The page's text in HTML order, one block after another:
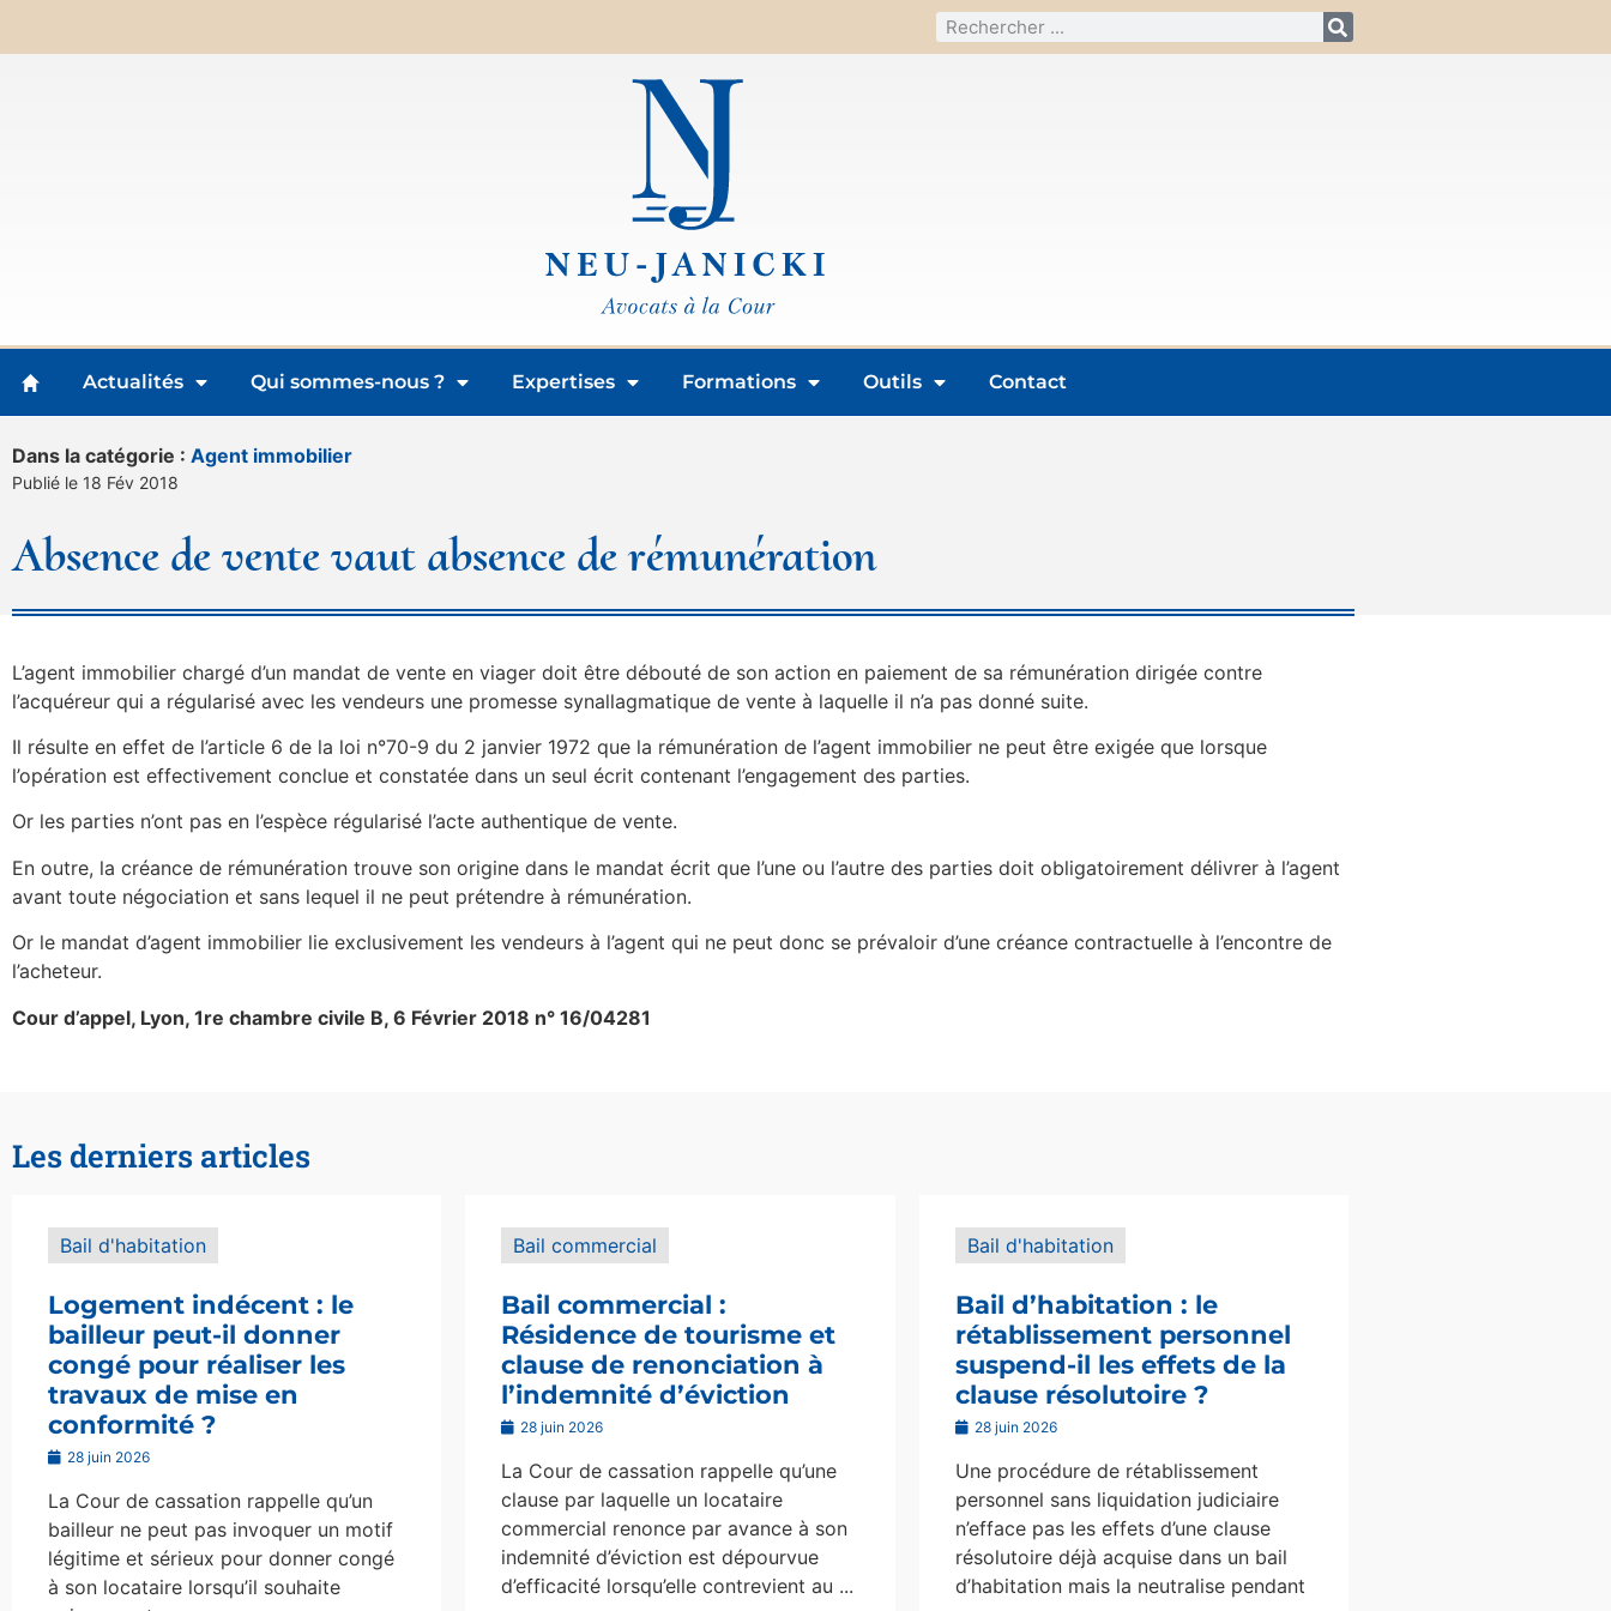
Actualités Qui sommes-nous ? Expertises Formations Outils Contact
Dans la catégorie : Agent immobilier
Publié le 18 Fév 2018
Absence de vente vaut absence de rémunération
L’agent immobilier chargé d’un mandat de vente en viager doit être débouté de son action en paiement de sa rémunération dirigée contre
l’acquéreur qui a régularisé avec les vendeurs une promesse synallagmatique de vente à laquelle il n’a pas donné suite.
Il résulte en effet de l’article 6 de la loi n°70-9 du 2 janvier 1972 que la rémunération de l’agent immobilier ne peut être exigée que lorsque
l’opération est effectivement conclue et constatée dans un seul écrit contenant l’engagement des parties.
Or les parties n’ont pas en l’espèce régularisé l’acte authentique de vente.
En outre, la créance de rémunération trouve son origine dans le mandat écrit que l’une ou l’autre des parties doit obligatoirement délivrer à l’agent
avant toute négociation et sans lequel il ne peut prétendre à rémunération.
Or le mandat d’agent immobilier lie exclusivement les vendeurs à l’agent qui ne peut donc se prévaloir d’une créance contractuelle à l’encontre de
l’acheteur.
Cour d’appel, Lyon, 1re chambre civile B, 6 Février 2018 n° 16/04281
Les derniers articles
Bail d'habitation
Logement indécent : le
bailleur peut-il donner
congé pour réaliser les
travaux de mise en
conformité ?
28 juin 2026
La Cour de cassation rappelle qu’un
bailleur ne peut pas invoquer un motif
légitime et sérieux pour donner congé
à son locataire lorsqu’il souhaite
Bail commercial
Bail commercial :
Résidence de tourisme et
clause de renonciation à
l’indemnité d’éviction
28 juin 2026
La Cour de cassation rappelle qu’une
clause par laquelle un locataire
commercial renonce par avance à son
indemnité d’éviction est dépourvue
d’efficacité lorsqu’elle contrevient au ...
Bail d'habitation
Bail d’habitation : le
rétablissement personnel
suspend-il les effets de la
clause résolutoire ?
28 juin 2026
Une procédure de rétablissement
personnel sans liquidation judiciaire
n’efface pas les effets d’une clause
résolutoire déjà acquise dans un bail
d’habitation mais la neutralise pendant